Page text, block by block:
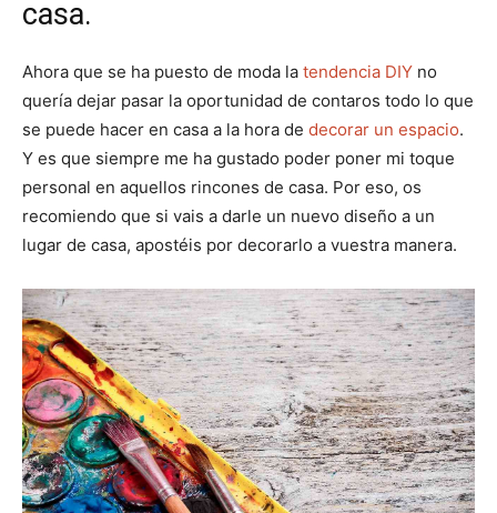
casa.
Ahora que se ha puesto de moda la tendencia DIY no
quería dejar pasar la oportunidad de contaros todo lo que
se puede hacer en casa a la hora de decorar un espacio.
Y es que siempre me ha gustado poder poner mi toque
personal en aquellos rincones de casa. Por eso, os
recomiendo que si vais a darle un nuevo diseño a un
lugar de casa, apostéis por decorarlo a vuestra manera.